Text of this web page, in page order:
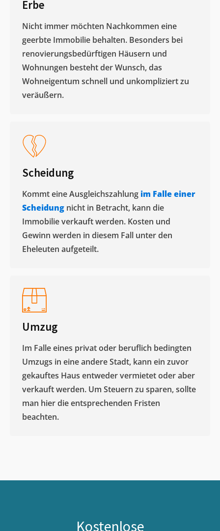
Erbe
Nicht immer möchten Nachkommen eine
geerbte Immobilie behalten. Besonders bei
renovierungsbedürftigen Häusern und
Wohnungen besteht der Wunsch, das
Wohneigentum schnell und unkompliziert zu
veräußern. ​
Scheidung
Kommt eine Ausgleichszahlung im Falle einer
Scheidung nicht in Betracht, kann die
Immobilie verkauft werden. Kosten und
Gewinn werden in diesem Fall unter den
Eheleuten aufgeteilt.​
Umzug
Im Falle eines privat oder beruflich bedingten
Umzugs in eine andere Stadt, kann ein zuvor
gekauftes Haus entweder vermietet oder aber
verkauft werden. Um Steuern zu sparen, sollte
man hier die entsprechenden Fristen
beachten.
Kostenlose